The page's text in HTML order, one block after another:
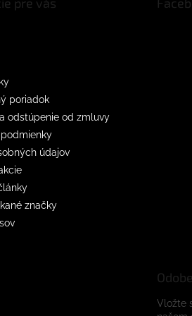
poriadok
odstúpenie od zmluvy
údajov
značky
Vložte